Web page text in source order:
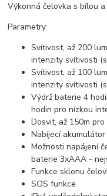
Výkonná čelovka s bílou
Parametry:
Svítivost, až 200
intenzity svítivosti
Svítivost, až 100
intenzity svítivosti
Výdrž baterie 4
hodin pro nízkou
Dosvit, až 150m
Nabíjecí
Možnosti napájení
baterie 3xAAA -
Funkce sklonu
SOS funkce